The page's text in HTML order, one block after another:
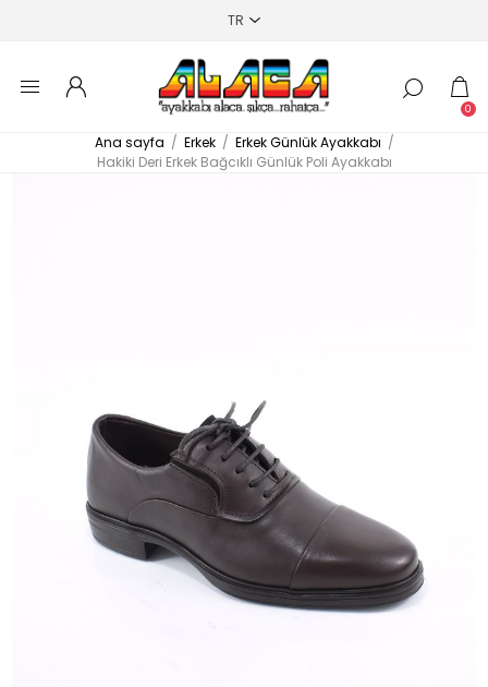
0
Ana sayfa / Erkek / Erkek Günlük Ayakkabı /
Hakiki Deri Erkek Bağcıklı Günlük Poli Ayakkabı